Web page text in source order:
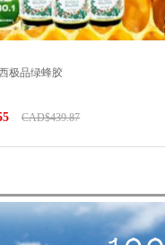
极品绿蜂胶
CAD$439.87